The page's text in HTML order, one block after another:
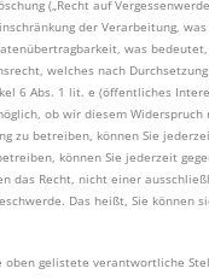
(„Recht auf
der Verarbeitung,
was
welches nach
6 Abs. 1 lit. e (öffentliches
ob wir diesem
zu betreiben, können Sie
können Sie jederzeit
das Recht, nicht einer
Das heißt, Sie
oben gelistete verantwortliche